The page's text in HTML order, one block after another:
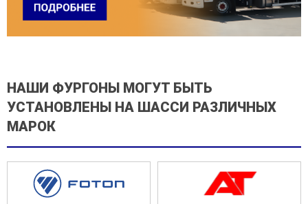
НАШИ ФУРГОНЫ МОГУТ БЫТЬ
УСТАНОВЛЕНЫ НА ШАССИ РАЗЛИЧНЫХ
МАРОК